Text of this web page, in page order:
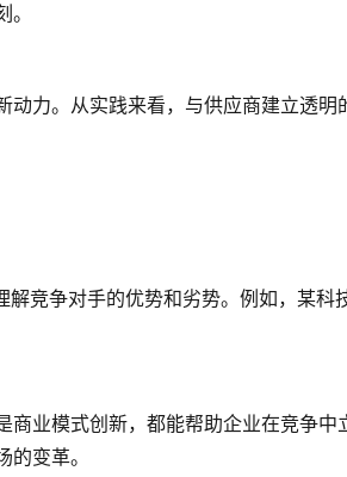
力。从实践来看，与供应商建立透明
竞争对手的优势和劣势。例如，某科
业模式创新，都能帮助企业在竞争中
变革。